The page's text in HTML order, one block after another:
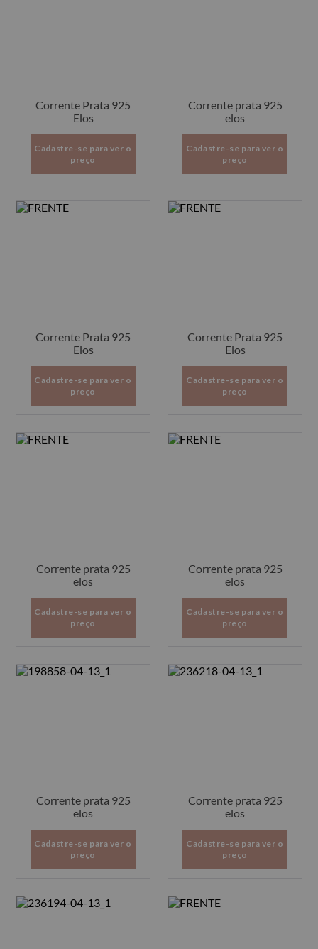
Corrente Prata 925
Elos
Cadastre-se para ver o
preço
Corrente prata 925
elos
Cadastre-se para ver o
preço
Corrente Prata 925
Elos
Cadastre-se para ver o
preço
Corrente Prata 925
Elos
Cadastre-se para ver o
preço
Corrente prata 925
elos
Cadastre-se para ver o
preço
Corrente prata 925
elos
Cadastre-se para ver o
preço
Corrente prata 925
elos
Cadastre-se para ver o
preço
Corrente prata 925
elos
Cadastre-se para ver o
preço